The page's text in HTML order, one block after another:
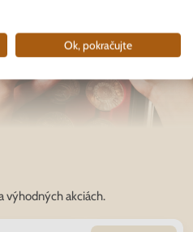
výhodných akciách.
Ok, pokračujte